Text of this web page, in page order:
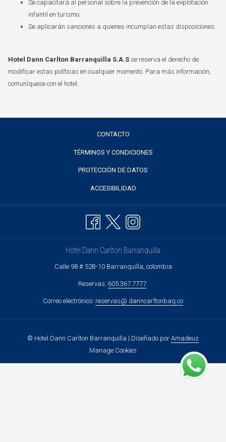
Se capacitará al personal sobre la prevención de la explotación
infantil en turismo.
Se aplicarán sanciones a quienes incumplan estas disposiciones.
Hotel Dann Carlton Barranquilla S.A.S se reserva el derecho de
modificar estas políticas en cualquier momento. Para más información,
comuníquese con el hotel.
CONTACTO
TÉRMINOS Y CONDICIONES
PROTECCIÓN DE DATOS
ACCESIBILIDAD
Hotel Dann Carlton Barranquilla
Calle 98 # 52B-10 Barranquilla, colombia
Reservas: 605.367.7777
Correo electrónico: reservas@ danncarltonbaq.co
© Hotel Dann Carlton Barranquilla | Diseñado por Amadeus
Manage Cookies